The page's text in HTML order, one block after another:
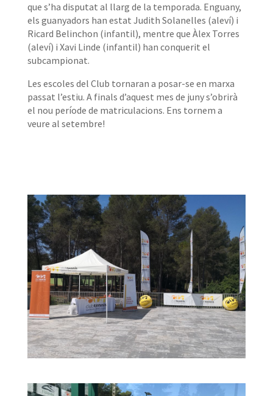
que s’ha disputat al llarg de la temporada. Enguany,
els guanyadors han estat Judith Solanelles (aleví) i
Ricard Belinchon (infantil), mentre que Àlex Torres
(aleví) i Xavi Linde (infantil) han conquerit el
subcampionat.
Les escoles del Club tornaran a posar-se en marxa
passat l’estiu. A finals d’aquest mes de juny s’obrirà
el nou període de matriculacions. Ens tornem a
veure al setembre!